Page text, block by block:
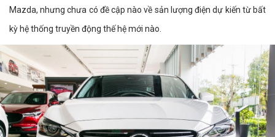
Mazda, nhưng chưa có đề cập nào về sản lượng điện dự kiến ​​từ bất
kỳ hệ thống truyền động thế hệ mới nào.